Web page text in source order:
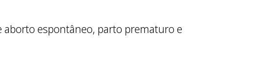
aborto espontâneo, parto prematuro e